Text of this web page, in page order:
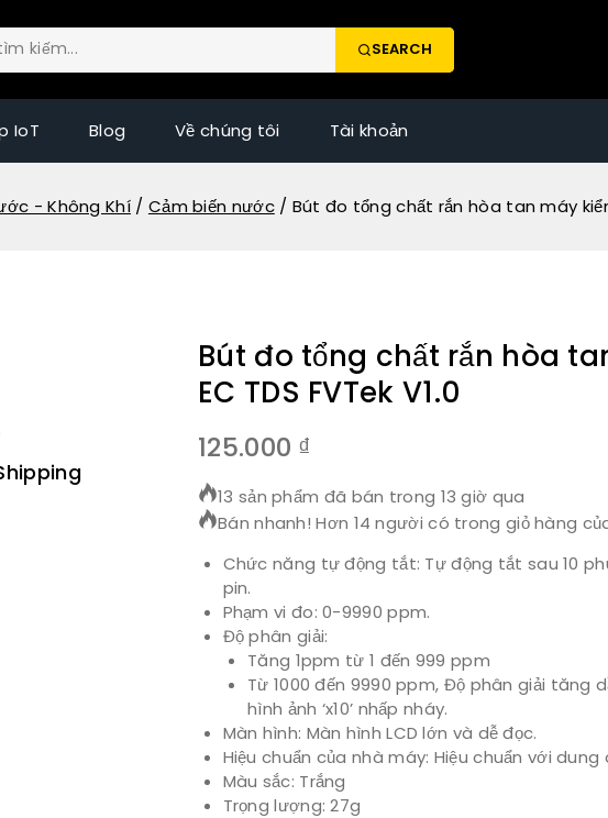
SEARCH
IoT Blog Về chúng tôi Tài khoản
- Không Khí / Cảm biến nước / Bút đo tổng chất rắn hòa tan máy
Bút đo tổng chất rắn hòa
EC TDS FVTek V1.0
125.000 ₫
13 sản phẩm đã bán trong 13 giờ qua
Bán nhanh! Hơn 14 người có trong giỏ hàng
Chức năng tự động tắt: Tự động tắt sau 10
pin.
Phạm vi đo: 0-9990 ppm.
Độ phân giải:
Tăng 1ppm từ 1 đến 999 ppm
Từ 1000 đến 9990 ppm, Độ phân giải tăng
hình ảnh ‘x10’ nhấp nháy.
Màn hình: Màn hình LCD lớn và dễ đọc.
Hiệu chuẩn của nhà máy: Hiệu chuẩn với
Màu sắc: Trắng
Trọng lượng: 27g